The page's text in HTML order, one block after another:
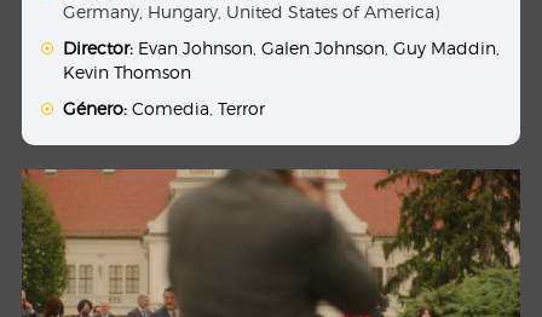
Germany, Hungary, United States of America)
Director: Evan Johnson,Galen Johnson,Guy Maddin,
Kevin Thomson
Género: Comedia,Terror